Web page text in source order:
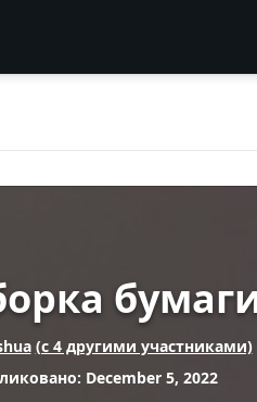
(с 4 другими участниками)
December 5, 2022